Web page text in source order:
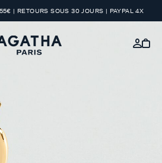
| RETOURS SOUS 30 JOURS | PAYPAL 4X